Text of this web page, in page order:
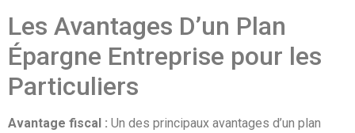
Les Avantages D’un Plan
Épargne Entreprise pour les
Particuliers
Avantage fiscal : Un des principaux avantages d’un plan